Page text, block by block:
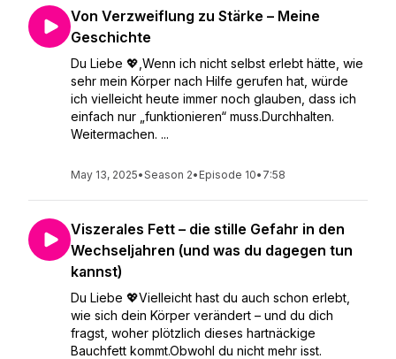
Von Verzweiflung zu Stärke – Meine
Geschichte
Du Liebe 💖,Wenn ich nicht selbst erlebt hätte, wie
sehr mein Körper nach Hilfe gerufen hat, würde
ich vielleicht heute immer noch glauben, dass ich
einfach nur „funktionieren“ muss.Durchhalten.
Weitermachen. ...
May 13, 2025•Season 2• Episode 10• 7:58
Viszerales Fett – die stille Gefahr in den
Wechseljahren (und was du dagegen tun
kannst)
Du Liebe 💖Vielleicht hast du auch schon erlebt,
wie sich dein Körper verändert – und du dich
fragst, woher plötzlich dieses hartnäckige
Bauchfett kommt.Obwohl du nicht mehr isst.